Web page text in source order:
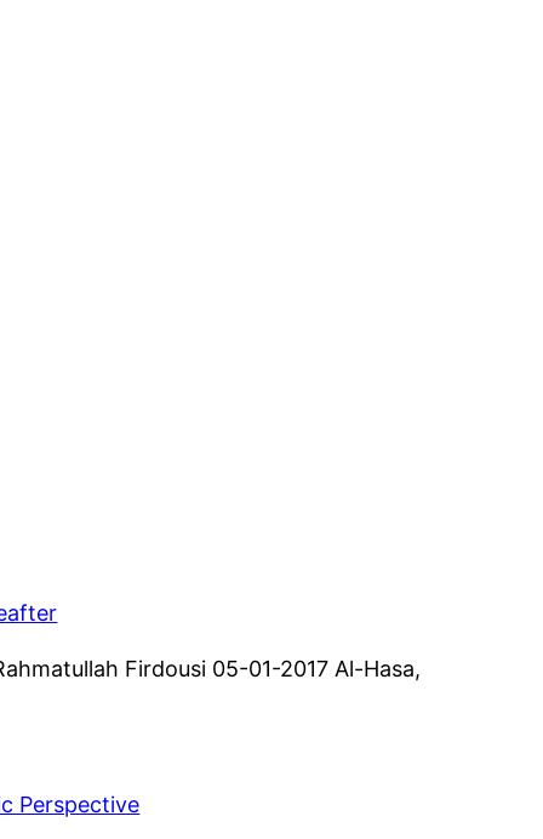
Firdousi 05-01-2017 Al-Hasa,
Perspective